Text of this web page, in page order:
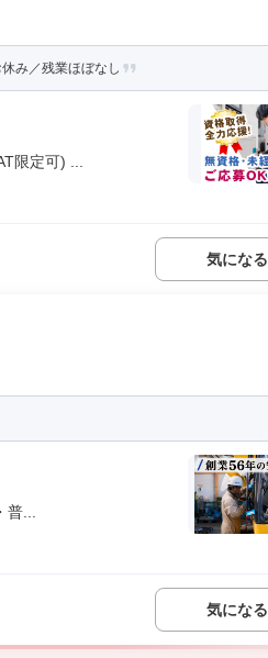
み／残業ほぼなし
限定可) ...
気になる
...
気になる